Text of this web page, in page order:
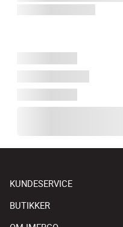
KUNDESERVICE
BUTIKKER